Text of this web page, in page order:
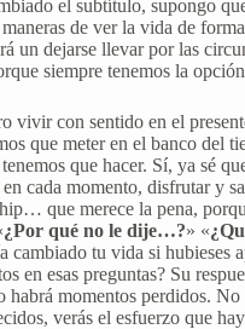
el subtítulo, supongo
de ver la vida de
un dejarse llevar por las
siempre tenemos la
vivir con sentido en el
que meter en el banco del
que hacer. Sí, ya
cada momento, disfrutar y
que merece la pena,
¿Por qué no le dije…?» «
cambiado tu vida si
en esas preguntas? Su
momentos perdidos.
verás el esfuerzo que